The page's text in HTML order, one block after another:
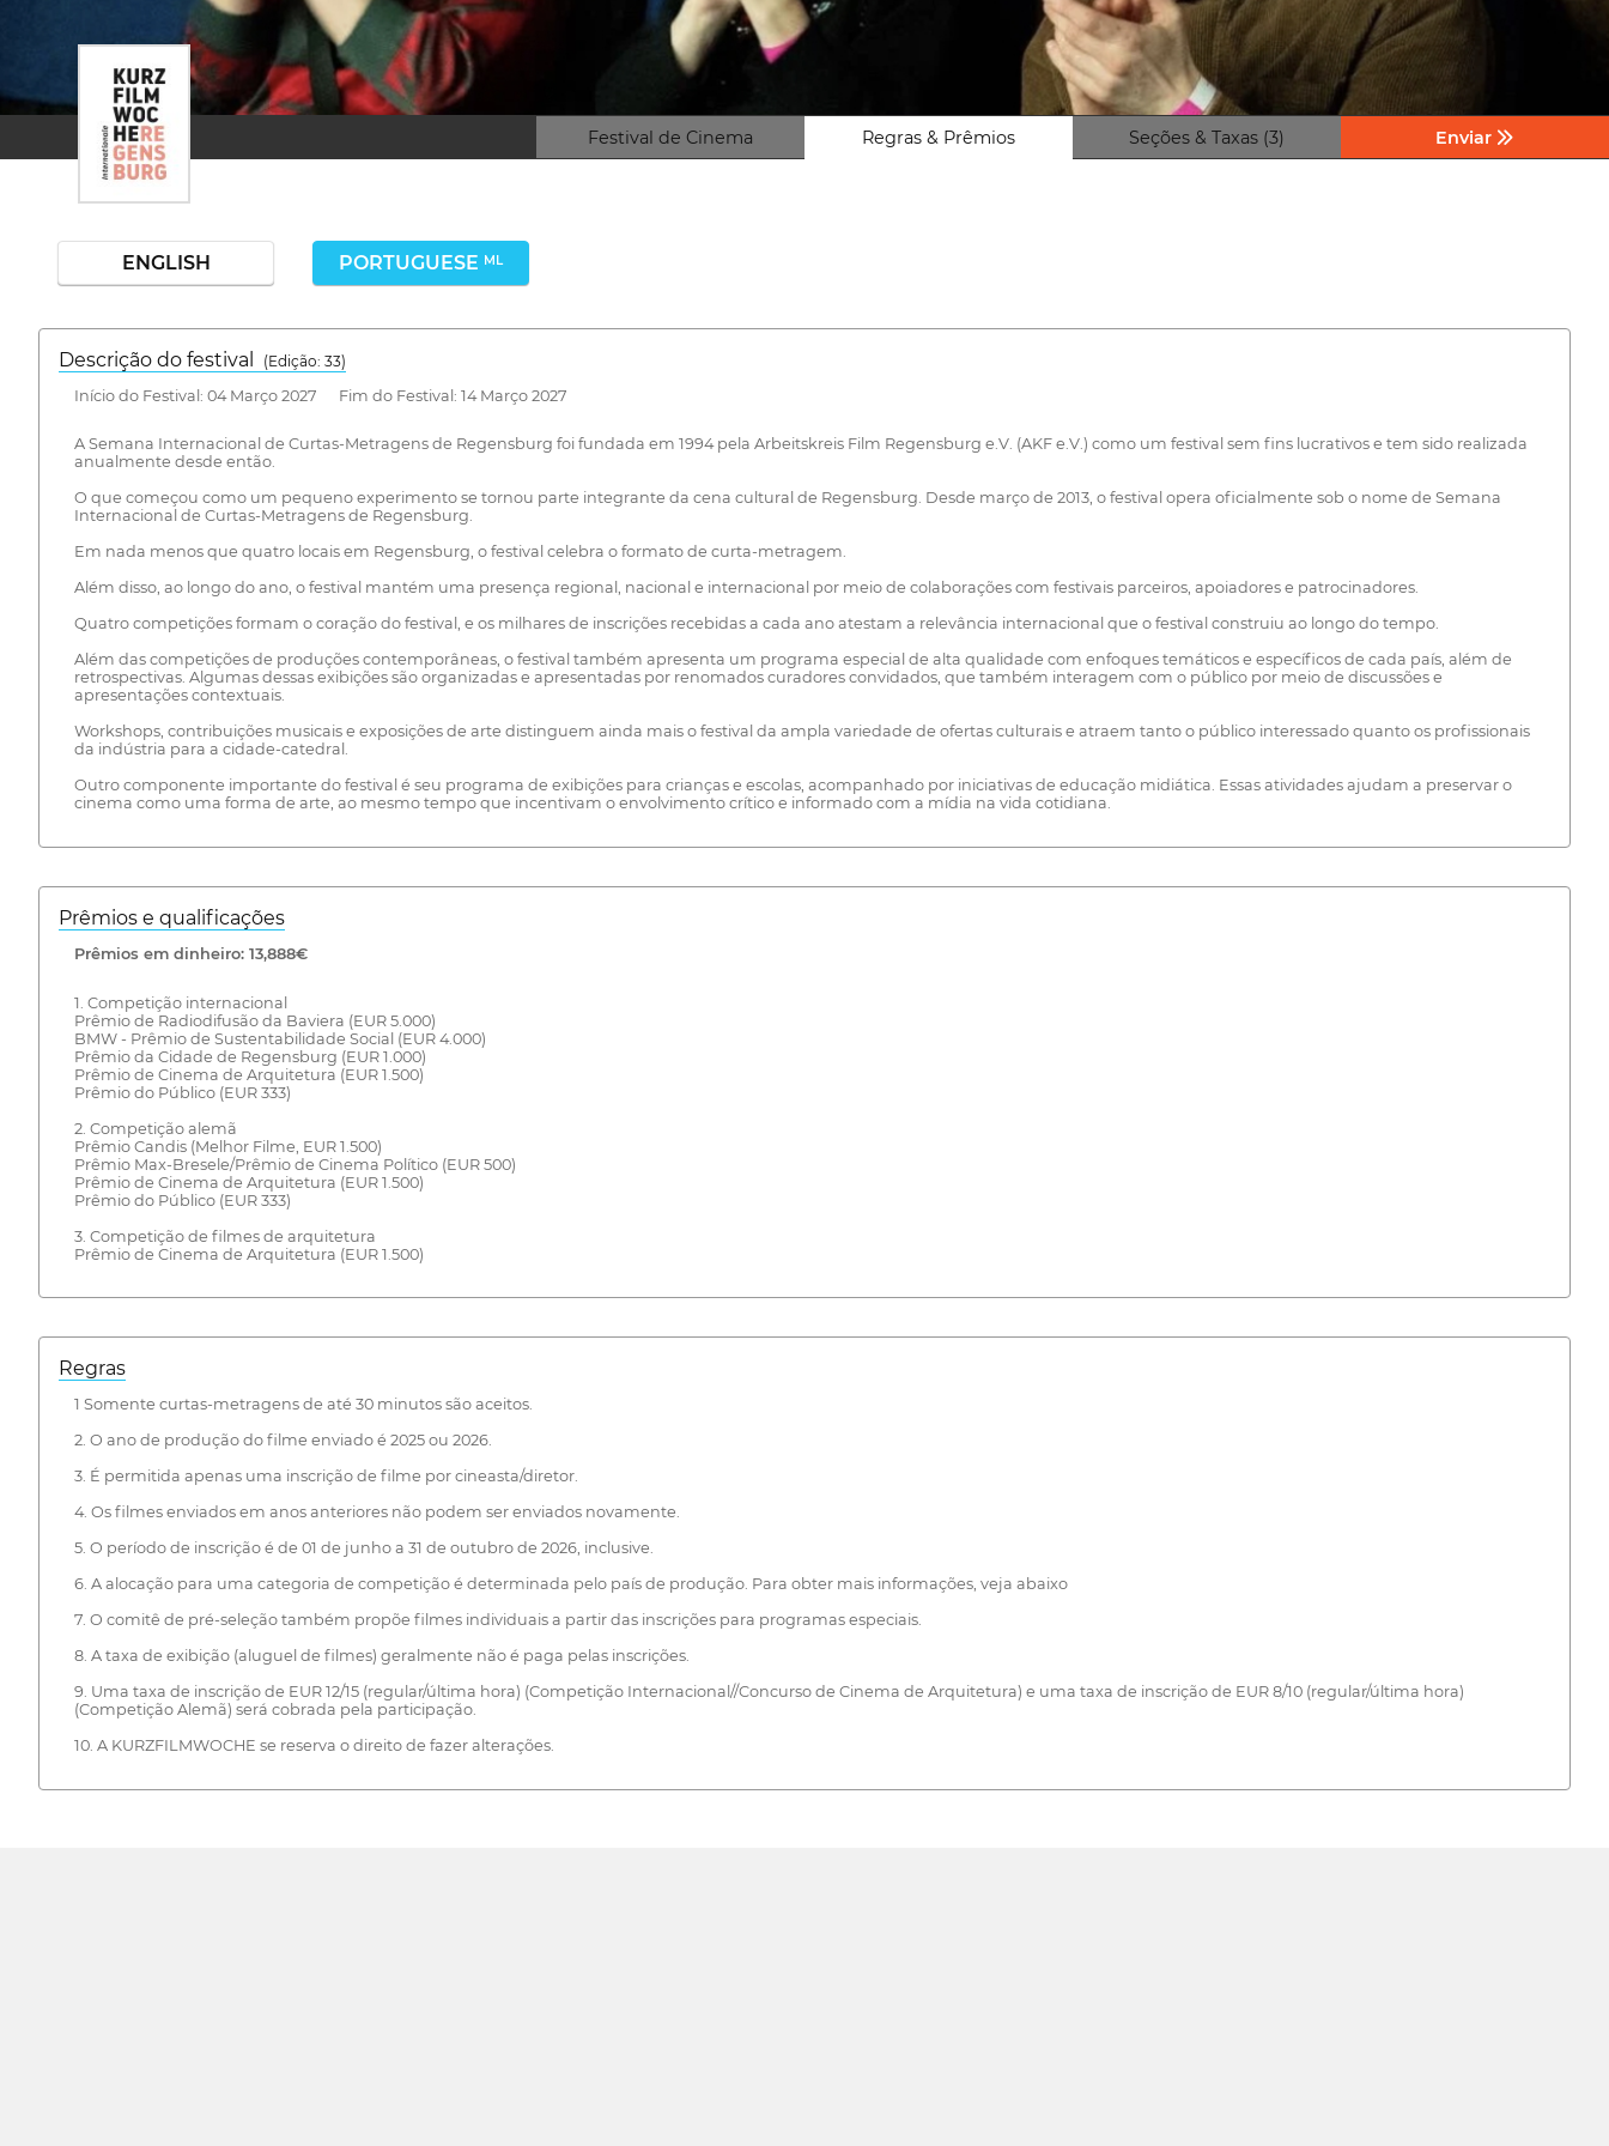
Festival de Cinema Regras & Prêmios Seções & Taxas (3) Enviar
ENGLISH PORTUGUESE ML
Descrição do festival
(Edição: 33)
Início do Festival: 04 Março 2027 Fim do Festival: 14 Março 2027
A Semana Internacional de Curtas-Metragens de Regensburg foi fundada em 1994 pela Arbeitskreis Film Regensburg e.V. (AKF e.V.) como um festival sem fins lucrativos e tem sido realizada
anualmente desde então.
O que começou como um pequeno experimento se tornou parte integrante da cena cultural de Regensburg. Desde março de 2013, o festival opera oficialmente sob o nome de Semana
Internacional de Curtas-Metragens de Regensburg.
Em nada menos que quatro locais em Regensburg, o festival celebra o formato de curta-metragem.
Além disso, ao longo do ano, o festival mantém uma presença regional, nacional e internacional por meio de colaborações com festivais parceiros, apoiadores e patrocinadores.
Quatro competições formam o coração do festival, e os milhares de inscrições recebidas a cada ano atestam a relevância internacional que o festival construiu ao longo do tempo.
Além das competições de produções contemporâneas, o festival também apresenta um programa especial de alta qualidade com enfoques temáticos e específicos de cada país, além de
retrospectivas. Algumas dessas exibições são organizadas e apresentadas por renomados curadores convidados, que também interagem com o público por meio de discussões e
apresentações contextuais.
Workshops, contribuições musicais e exposições de arte distinguem ainda mais o festival da ampla variedade de ofertas culturais e atraem tanto o público interessado quanto os profissionais
da indústria para a cidade-catedral.
Outro componente importante do festival é seu programa de exibições para crianças e escolas, acompanhado por iniciativas de educação midiática. Essas atividades ajudam a preservar o
cinema como uma forma de arte, ao mesmo tempo que incentivam o envolvimento crítico e informado com a mídia na vida cotidiana.
Prêmios e qualificações
Prêmios em dinheiro: 13,888€
1. Competição internacional
Prêmio de Radiodifusão da Baviera (EUR 5.000)
BMW - Prêmio de Sustentabilidade Social (EUR 4.000)
Prêmio da Cidade de Regensburg (EUR 1.000)
Prêmio de Cinema de Arquitetura (EUR 1.500)
Prêmio do Público (EUR 333)
2. Competição alemã
Prêmio Candis (Melhor Filme, EUR 1.500)
Prêmio Max-Bresele/Prêmio de Cinema Político (EUR 500)
Prêmio de Cinema de Arquitetura (EUR 1.500)
Prêmio do Público (EUR 333)
3. Competição de filmes de arquitetura
Prêmio de Cinema de Arquitetura (EUR 1.500)
Regras
1 Somente curtas-metragens de até 30 minutos são aceitos.
2. O ano de produção do filme enviado é 2025 ou 2026.
3. É permitida apenas uma inscrição de filme por cineasta/diretor.
4. Os filmes enviados em anos anteriores não podem ser enviados novamente.
5. O período de inscrição é de 01 de junho a 31 de outubro de 2026, inclusive.
6. A alocação para uma categoria de competição é determinada pelo país de produção. Para obter mais informações, veja abaixo
7. O comitê de pré-seleção também propõe filmes individuais a partir das inscrições para programas especiais.
8. A taxa de exibição (aluguel de filmes) geralmente não é paga pelas inscrições.
9. Uma taxa de inscrição de EUR 12/15 (regular/última hora) (Competição Internacional//Concurso de Cinema de Arquitetura) e uma taxa de inscrição de EUR 8/10 (regular/última hora)
(Competição Alemã) será cobrada pela participação.
10. A KURZFILMWOCHE se reserva o direito de fazer alterações.